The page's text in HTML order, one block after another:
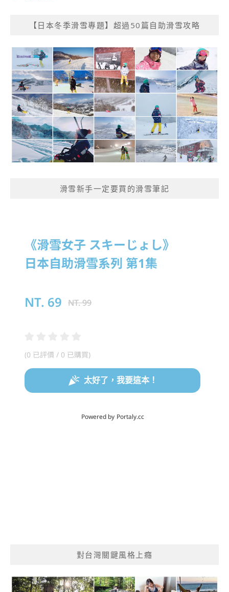
【日本冬季滑雪專題】超過50篇自助滑雪攻略
滑雪新手一定要買的滑雪筆記
對台灣關鍵風格上癮